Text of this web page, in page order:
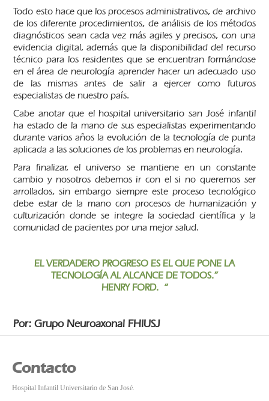
Todo esto hace que los procesos administrativos, de archivo
de los diferente procedimientos, de análisis de los métodos
diagnósticos sean cada vez más agiles y precisos, con una
evidencia digital, además que la disponibilidad del recurso
técnico para los residentes que se encuentran formándose
en el área de neurología aprender hacer un adecuado uso
de las mismas antes de salir a ejercer como futuros
especialistas de nuestro país.
Cabe anotar que el hospital universitario san José infantil
ha estado de la mano de sus especialistas experimentando
durante varios años la evolución de la tecnología de punta
aplicada a las soluciones de los problemas en neurología.
Para finalizar, el universo se mantiene en un constante
cambio y nosotros debemos ir con el si no queremos ser
arrollados, sin embargo siempre este proceso tecnológico
debe estar de la mano con procesos de humanización y
culturización donde se integre la sociedad científica y la
comunidad de pacientes por una mejor salud.
EL VERDADERO PROGRESO ES EL QUE PONE LA
TECNOLOGÍA AL ALCANCE DE TODOS.”
HENRY FORD. “
Por: Grupo Neuroaxonal FHIUSJ
Contacto
Hospital Infantil Universitario de San José.